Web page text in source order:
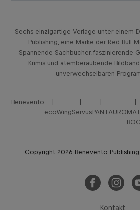
Sechs einzigartige Verlage unter einem
Publishing, eine Marke der Red Bull
Spannende Sachbücher, faszinierende
Krimis und atemberaubende
unverwechselbaren
Benevento
ecoWingServusPANTAURO
Copyright 2026 Benevento
Kontakt